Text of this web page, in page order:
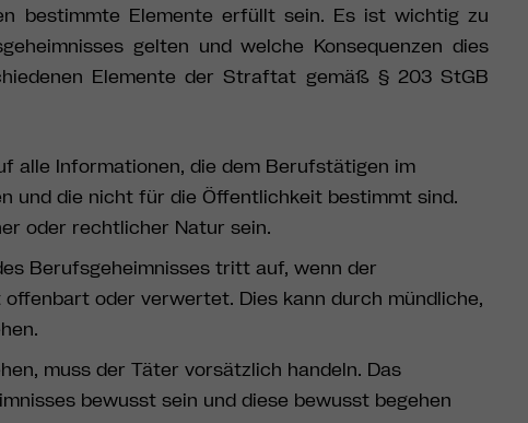
bestimmte Elemente erfüllt sein. Es ist wichtig zu
gelten und welche Konsequenzen dies
Elemente der Straftat gemäß § 203 StGB
alle Informationen, die dem Berufstätigen im
und die nicht für die Öffentlichkeit bestimmt sind.
oder rechtlicher Natur sein.
Berufsgeheimnisses tritt auf, wenn der
oder verwertet. Dies kann durch mündliche,
muss der Täter vorsätzlich handeln. Das
bewusst sein und diese bewusst begehen